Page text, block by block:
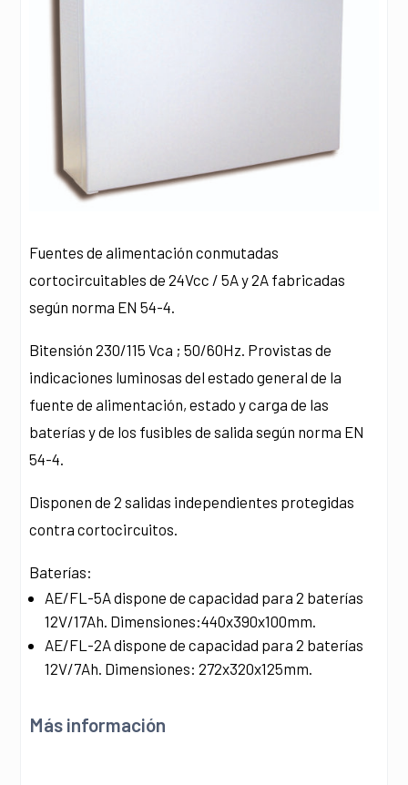
Fuentes de alimentación conmutadas
cortocircuitables de 24Vcc / 5A y 2A fabricadas
según norma EN 54-4.
Bitensión 230/115 Vca ; 50/60Hz. Provistas de
indicaciones luminosas del estado general de la
fuente de alimentación, estado y carga de las
baterías y de los fusibles de salida según norma EN
54-4.
Disponen de 2 salidas independientes protegidas
contra cortocircuitos.
Baterías:
AE/FL-5A dispone de capacidad para 2 baterías
12V/17Ah. Dimensiones:440x390x100mm.
AE/FL-2A dispone de capacidad para 2 baterías
12V/7Ah. Dimensiones: 272x320x125mm.
Más información